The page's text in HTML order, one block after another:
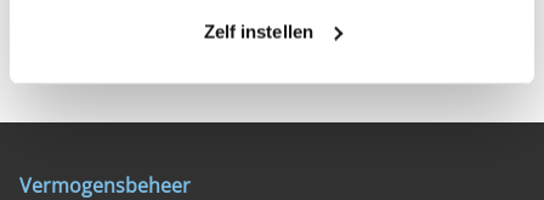
Zelf instellen
Deel op LinkedIn
Vermogensbeheer